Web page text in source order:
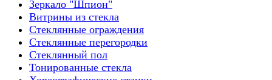
Зеркало "Шпион"
Витрины из стекла
Стеклянные ограждения
Стеклянные перегородки
Стеклянный пол
Тонированные стекла